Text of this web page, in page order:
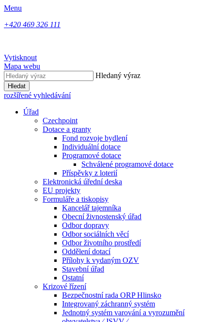
Menu
+420 469 326 111
Vytisknout
Mapa webu
Hledaný výraz
Hledat
rozšířené vyhledávání
Úřad
Czechpoint
Dotace a granty
Fond rozvoje bydlení
Individuální dotace
Programové dotace
Schválené programové dotace
Příspěvky z loterií
Elektronická úřední deska
EU projekty
Formuláře a tiskopisy
Kancelář tajemníka
Obecní živnostenský úřad
Odbor dopravy
Odbor sociálních věcí
Odbor životního prostředí
Oddělení dotací
Přílohy k vydaným OZV
Stavební úřad
Ostatní
Krizové řízení
Bezpečnostní rada ORP Hlinsko
Integrovaný záchranný systém
Jednotný systém varování a vyrozumění